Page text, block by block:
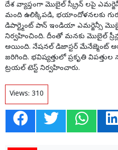
దేశ వ్యాప్తంగా మొబైల్ స్క్రీన్ లపై
మంది ఉలిక్కిపడి, భయాందోళనలకు
డిపార్ట్మెంట్ పాన్ ఇండియా ఎమర్జెన్సీ
నిర్వహించింది. దీంతో మనకు మొబైల్
అయింది. నేషనల్ డిజాస్టర్ మేనేజ్మెంట్
జరిగింది. భవిష్యత్తులో ప్రకృతి
ట్రయల్ టెస్ట్ నిర్వహించారు.
Views: 310